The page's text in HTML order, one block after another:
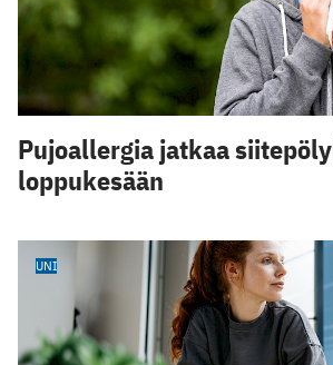
Pujoallergia jatkaa
loppukesään
UNI